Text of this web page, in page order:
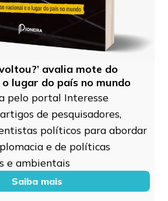
avalia mote do
lugar do país no mundo
pelo portal Interesse
de pesquisadores,
políticos para abordar
e de políticas
e ambientais
Saiba mais